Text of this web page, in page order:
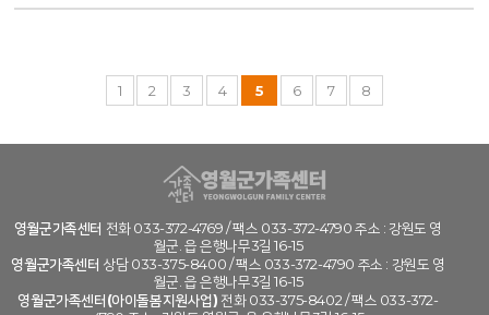
1 2 3 4 5 6 7 8
영월군가족센터 전화 033-372-4769 / 팩스 033-372-4790 주소 : 강원도 영
월군. 읍 은행나무3길 16-15
영월군가족센터 상담 033-375-8400 / 팩스 033-372-4790 주소 : 강원도 영
월군. 읍 은행나무3길 16-15
영월군가족센터(아이돌봄지원사업) 전화 033-375-8402 / 팩스 033-372-